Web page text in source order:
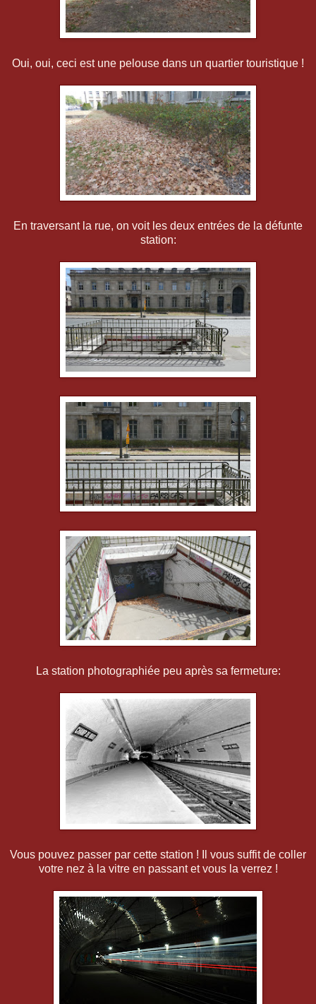
Oui, oui, ceci est une pelouse dans un quartier touristique !
En traversant la rue, on voit les deux entrées de la défunte
station:
La station photographiée peu après sa fermeture:
Vous pouvez passer par cette station ! Il vous suffit de coller
votre nez à la vitre en passant et vous la verrez !